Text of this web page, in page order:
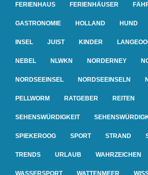
FERIENHAUS FERIENHÄUSER
GASTRONOMIE HOLLAND HUND
INSEL JUIST KINDER
NEBEL NLWKN NORDERNEY
NORDSEEINSEL NORDSEEINSELN
PELLWORM RATGEBER REITEN
SEHENSWÜRDIGKEIT
SPIEKEROOG SPORT STRAND
TRENDS URLAUB WAHRZEICHEN
WASSERSPORT WATTENMEER